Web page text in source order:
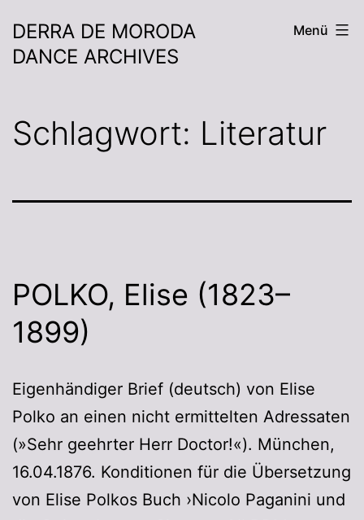
DERRA DE MORODA
DANCE ARCHIVES
Menü
Schlagwort: Literatur
POLKO, Elise (1823–
1899)
Eigenhändiger Brief (deutsch) von Elise
Polko an einen nicht ermittelten Adressaten
(»Sehr geehrter Herr Doctor!«). München,
16.04.1876. Konditionen für die Übersetzung
von Elise Polkos Buch ›Nicolo Paganini und